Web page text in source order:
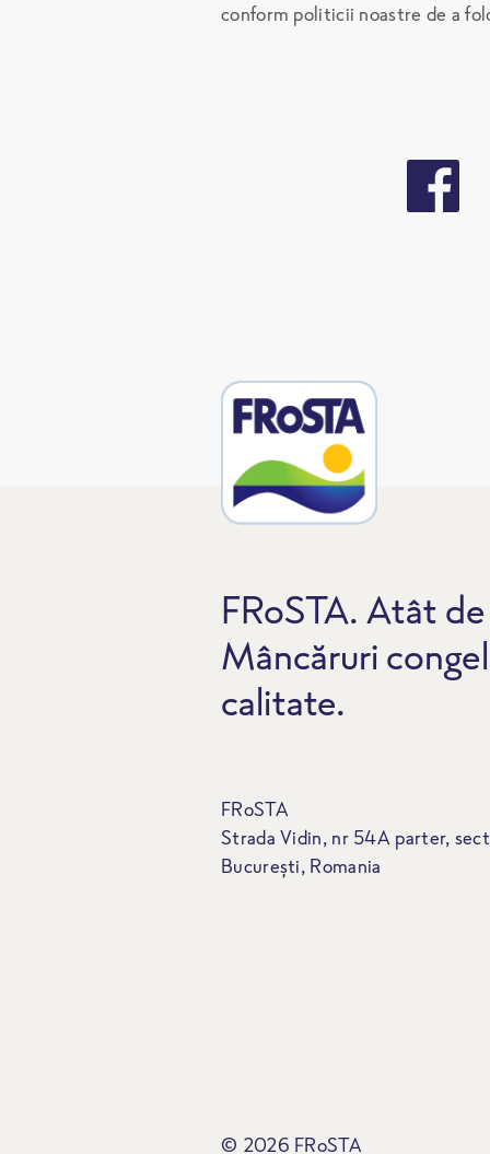
conform politicii noastre de a
FRoSTA. Atât de
Mâncăruri
calitate.
FRoSTA
Strada Vidin, nr 54A parter,
București, Romania
© 2026 FRoSTA